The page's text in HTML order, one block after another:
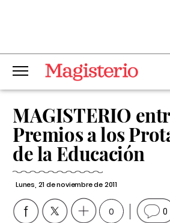
MAGISTERIO
Premios a los
de la Educación
Lunes, 21 de noviembre de 2011
0 0